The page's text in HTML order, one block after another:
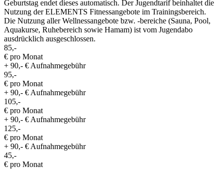
Geburtstag endet dieses automatisch. Der Jugendtarif beinhaltet die
Nutzung der ELEMENTS Fitnessangebote im Trainingsbereich.
Die Nutzung aller Wellnessangebote bzw. -bereiche (Sauna, Pool,
Aquakurse, Ruhebereich sowie Hamam) ist vom Jugendabo
ausdrücklich ausgeschlossen.
85,-
€ pro Monat
+ 90,- € Aufnahmegebühr
95,-
€ pro Monat
+ 90,- € Aufnahmegebühr
105,-
€ pro Monat
+ 90,- € Aufnahmegebühr
125,-
€ pro Monat
+ 90,- € Aufnahmegebühr
45,-
€ pro Monat